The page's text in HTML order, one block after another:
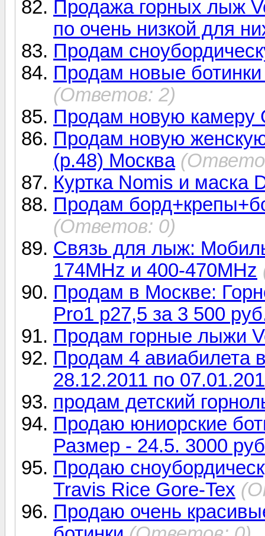
Продажа горных лыж
по очень низкой для
Продам
Продам новые
(Ответов: 2)
Продам новую камеру
Продам новую
(р.48) Москва
Куртка Nomis и маска
Продам
(Ответов: 0)
Связь для лыж:
174MHz и 400-470MHz
Продам в Москве:
Pro1 р27,5 за 3 500
Продам горные лыжи
Продам 4 авиабилета
28.12.2011 по
продам детский
Продаю юниорские
Размер - 24.5. 3000
Продаю
Travis Rice Gore-Tex
Продаю очень